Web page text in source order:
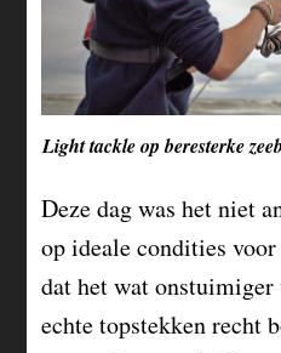
Light tackle op beresterke
Deze dag was het niet
op ideale condities
dat het wat onstuimiger
echte topstekken recht